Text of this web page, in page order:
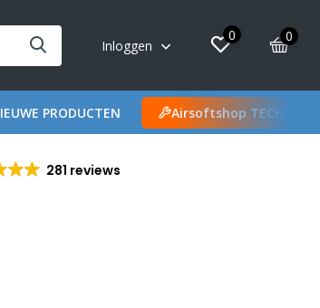
Inloggen
0 0
PRODUCTEN Airsoftshop TECH
281 reviews